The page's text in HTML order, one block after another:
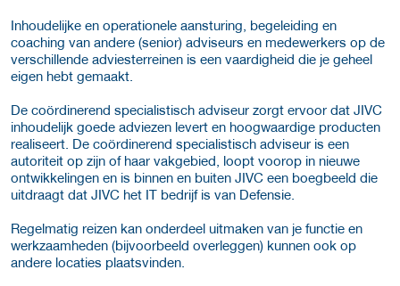
Inhoudelijke en operationele aansturing, begeleiding en
coaching van andere (senior) adviseurs en medewerkers op de
verschillende adviesterreinen is een vaardigheid die je geheel
eigen hebt gemaakt.
De coördinerend specialistisch adviseur zorgt ervoor dat JIVC
inhoudelijk goede adviezen levert en hoogwaardige producten
realiseert. De coördinerend specialistisch adviseur is een
autoriteit op zijn of haar vakgebied, loopt voorop in nieuwe
ontwikkelingen en is binnen en buiten JIVC een boegbeeld die
uitdraagt dat JIVC het IT bedrijf is van Defensie.
Regelmatig reizen kan onderdeel uitmaken van je functie en
werkzaamheden (bijvoorbeeld overleggen) kunnen ook op
andere locaties plaatsvinden.